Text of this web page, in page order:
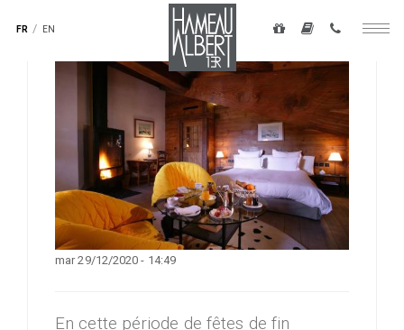
FR EN
secondaire
-
top
droite
mar 29/12/2020 - 14:49
En cette période de fêtes de fin